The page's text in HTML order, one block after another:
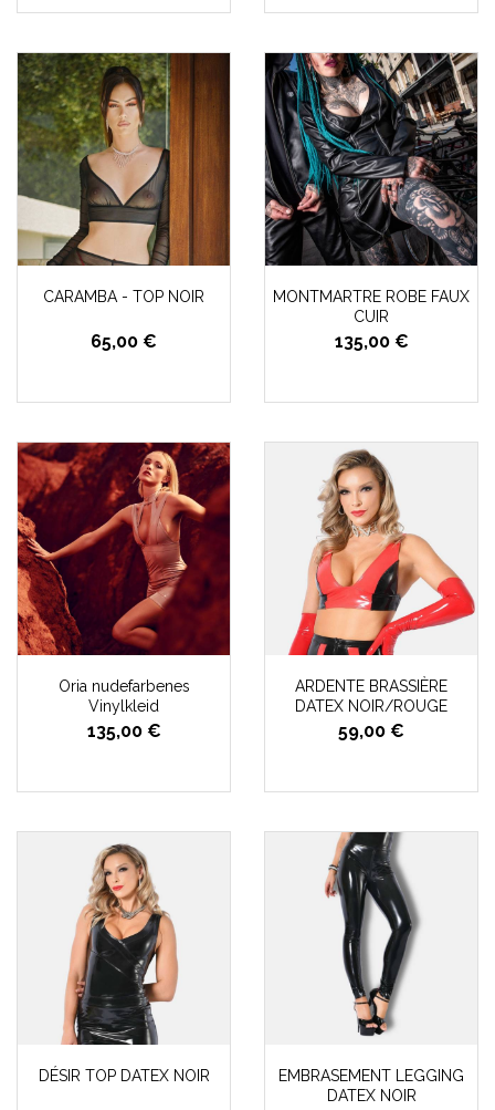
CARAMBA - TOP NOIR
65,00 €
MONTMARTRE ROBE FAUX
CUIR
135,00 €
Oria nudefarbenes
Vinylkleid
135,00 €
ARDENTE BRASSIÈRE
DATEX NOIR/ROUGE
59,00 €
DÉSIR TOP DATEX NOIR
EMBRASEMENT LEGGING
DATEX NOIR